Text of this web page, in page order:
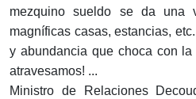
mezquino sueldo se da una
magníficas casas, estan­cias,
y abundancia que choca con
atravesamos! ...
Ministro de Relaciones